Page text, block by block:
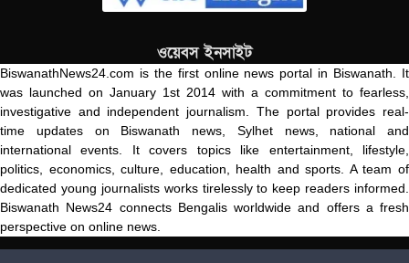
ওয়েবস ইনসাইট
BiswanathNews24.com is the first online news portal in Biswanath. It
was launched on January 1st 2014 with a commitment to fearless,
investigative and independent journalism. The portal provides real-
time updates on Biswanath news, Sylhet news, national and
international events. It covers topics like entertainment, lifestyle,
politics, economics, culture, education, health and sports. A team of
dedicated young journalists works tirelessly to keep readers informed.
Biswanath News24 connects Bengalis worldwide and offers a fresh
perspective on online news.